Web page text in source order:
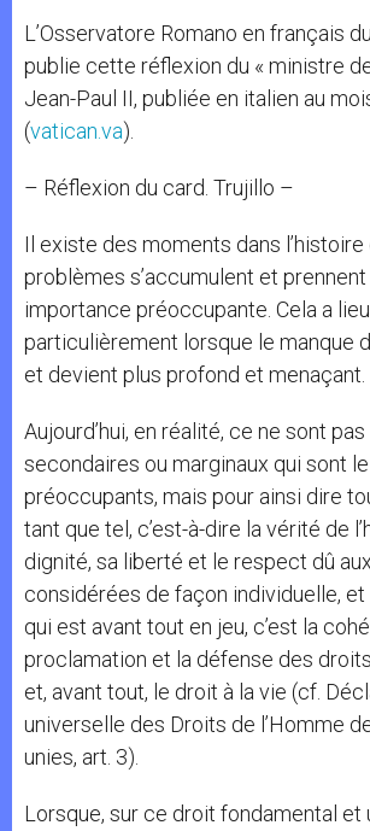
L’Osservatore Romano en français
publie cette réflexion du « ministre
Jean-Paul II, publiée en italien au
(vatican.va).
– Réflexion du card. Trujillo –
Il existe des moments dans l’histoire
problèmes s’accumulent et prennent
importance préoccupante. Cela a
particulièrement lorsque le manque
et devient plus profond et menaçant.
Aujourd’hui, en réalité, ce ne sont
secondaires ou marginaux qui sont
préoccupants, mais pour ainsi dire
tant que tel, c’est-à-dire la vérité de
dignité, sa liberté et le respect dû
considérées de façon individuelle, et
qui est avant tout en jeu, c’est la
proclamation et la défense des
et, avant tout, le droit à la vie (cf.
universelle des Droits de l’Homme
unies, art. 3).
Lorsque, sur ce droit fondamental et